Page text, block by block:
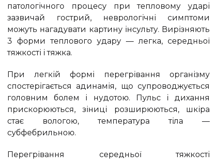
патологічного процесу при тепловому ударі
зазвичай гострий, неврологічні симптоми
можуть нагадувати картину інсульту. Вирізняють
3 форми теплового удару — легка, середньої
тяжкості і тяжка.
При легкій формі перегрівання організму
спостерігається адинамія, що супроводжується
головним болем і нудотою. Пульс і дихання
прискорюються, зіниці розширюються, шкіра
стає вологою, температура тіла —
субфебрильною.
Перегрівання середньої тяжкості